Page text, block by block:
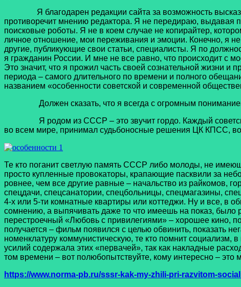
Я благодарен редакции сайта за возможность
противоречит мнению редактора. Я не передираю, выдавая
поисковые роботы. Я не в коем случае не копирайтер,
личное отношение, мои переживания и эмоции. Конечно, я
другие, публикующие свои статьи, специалисты. Я по
я гражданин России. И мне не все равно, что происходит с
Это значит, что я прожил часть своей сознательной жизни
периода – самого длительного по времени и полного
названием «особенности советской и современной
Должен сказать, что я всегда с огромным пониманием,
Я родом из СССР – это звучит гордо. Каждый советский
во всем мире, принимал судьбоносные решения ЦК КПСС,
Те кто поганит светлую память СССР либо молоды, не
просто купленные провокаторы, крапающие пасквили за
ровнее, чем все другие равные – начальство из райкомов,
спецдачи, спецсанатории, спецбольницы, спецмагазины,
4-х или 5-ти комнатные квартиры или коттеджи. Ну и все, в
сомнению, а выпячивать даже то что имеешь на показ, было
перестроечный «Любовь с привилегиями» – хорошее кино,
получается – фильм появился с целью обвинить, показать
номенклатуру коммунистическую, те кто помнит социализм,
усилий содержала этих «первачей», так как накладные
том времени – вот полюбопытствуйте, кому интересно – это
https://www.norma-pb.ru/sssr-kak-my-zhili-pri-razvitom-